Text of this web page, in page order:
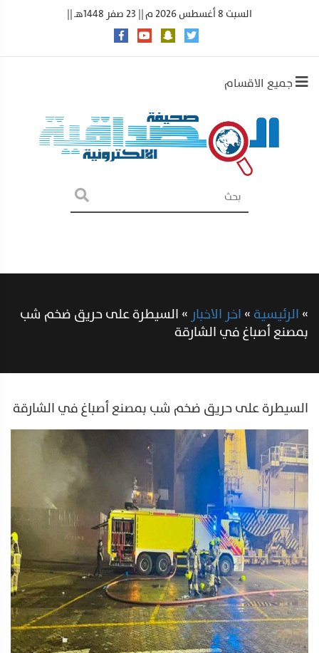
السبت 8 أغسطس 2026 م || 23 صفر 1448هـ ||
جميع الاقسام
»الرئيسية»اخر الاخبار »السيطرة على حريق ضخم شب
بمصنع أصباغ في الشارقة
السيطرة على حريق ضخم شب بمصنع أصباغ في الشارقة